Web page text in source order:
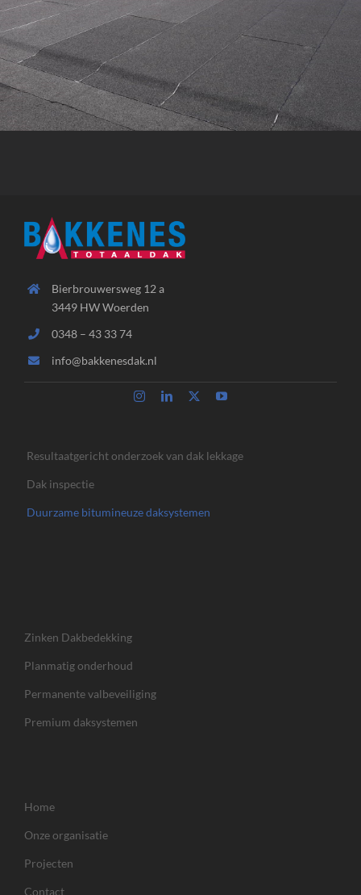
Bierbrouwersweg 12 a
3449 HW Woerden
0348 – 43 33 74
info@bakkenesdak.nl
Resultaatgericht onderzoek van dak lekkage
Dak inspectie
Duurzame bitumineuze daksystemen
Zinken Dakbedekking
Planmatig onderhoud
Permanente valbeveiliging
Premium daksystemen
Home
Onze organisatie
Projecten
Contact